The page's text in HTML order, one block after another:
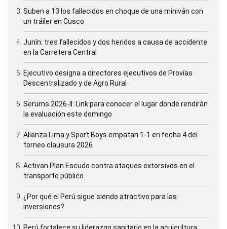
Suben a 13 los fallecidos en choque de una miniván con
un tráiler en Cusco
Junín: tres fallecidos y dos heridos a causa de accidente
en la Carretera Central
Ejecutivo designa a directores ejecutivos de Provías
Descentralizado y de Agro Rural
Serums 2026-II: Link para conocer el lugar donde rendirán
la evaluación este domingo
Alianza Lima y Sport Boys empatan 1-1 en fecha 4 del
torneo clausura 2026
Activan Plan Escudo contra ataques extorsivos en el
transporte público
¿Por qué el Perú sigue siendo atractivo para las
inversiones?
Perú fortalece su liderazgo sanitario en la acuicultura